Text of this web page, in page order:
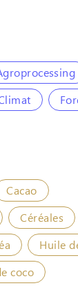
Cacao
Céréales
Huile
coco